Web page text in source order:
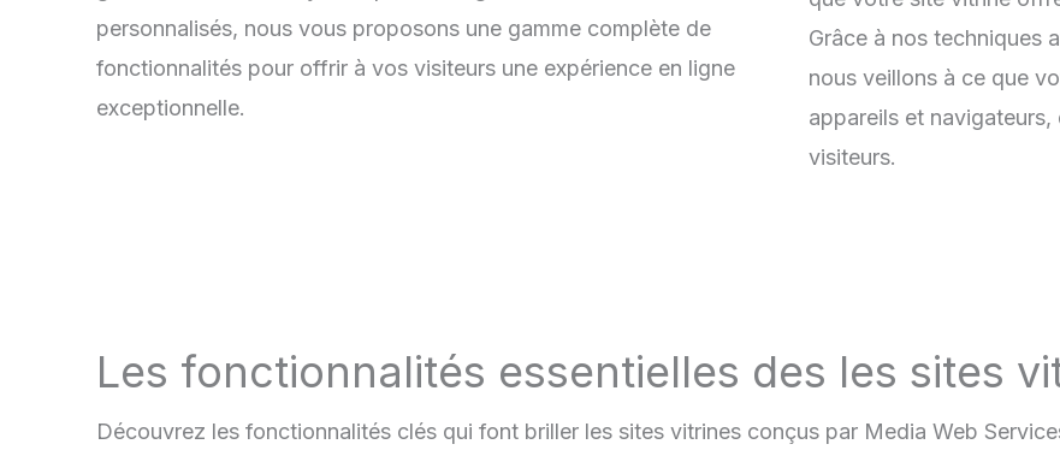
personnalisés, nous vous proposons une gamme complète de
fonctionnalités pour offrir à vos visiteurs une expérience en ligne
exceptionnelle.
Grâce à nos techniques
nous veillons à ce que
appareils et
visiteurs.
Les fonctionnalités essentielles des les sites
Découvrez les fonctionnalités clés qui font briller les sites vitrines conçus par Media Web